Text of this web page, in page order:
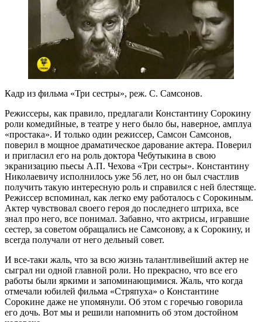
Кадр из фильма «Три сестры», реж. С. Самсонов.
Режиссеры, как правило, предлагали Константину Сорокину
роли комедийные, в театре у него было бы, наверное, амплуа
«простака». И только один режиссер, Самсон Самсонов,
поверил в мощное драматическое дарование актера. Поверил
и пригласил его на роль доктора Чебутыкина в свою
экранизацию пьесы А.П. Чехова «Три сестры». Константину
Николаевичу исполнилось уже 56 лет, но он был счастлив
получить такую интересную роль и справился с ней блестяще.
Режиссер вспоминал, как легко ему работалось с Сорокиным.
Актер чувствовал своего героя до последнего штриха, все
знал про него, все понимал. Забавно, что актрисы, игравшие
сестер, за советом обращались не Самсонову, а к Сорокину, и
всегда получали от него дельный совет.
И все-таки жаль, что за всю жизнь талантливейший актер не
сыграл ни одной главной роли. Но прекрасно, что все его
работы были яркими и запоминающимися. Жаль, что когда
отмечали юбилей фильма «Стряпуха» о Константине
Сорокине даже не упомянули. Об этом с горечью говорила
его дочь. Вот мы и решили напомнить об этом достойном